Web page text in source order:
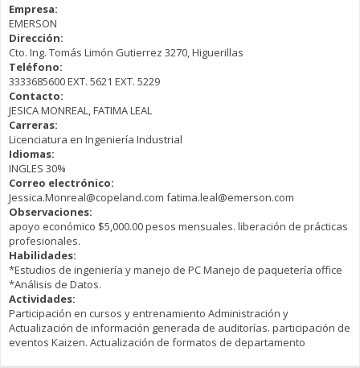
Empresa:
EMERSON
Dirección:
Cto. Ing. Tomás Limón Gutierrez 3270, Higuerillas
Teléfono:
3333685600 EXT. 5621 EXT. 5229
Contacto:
JESICA MONREAL, FATIMA LEAL
Carreras:
Licenciatura en Ingeniería Industrial
Idiomas:
INGLES 30%
Correo electrónico:
Jessica.Monreal@copeland.com fatima.leal@emerson.com
Observaciones:
apoyo económico $5,000.00 pesos mensuales. liberación de prácticas
profesionales.
Habilidades:
*Estudios de ingeniería y manejo de PC Manejo de paquetería office
*Análisis de Datos.
Actividades:
Participación en cursos y entrenamiento Administración y
Actualización de información generada de auditorías. participación de
eventos Kaizen. Actualización de formatos de departamento